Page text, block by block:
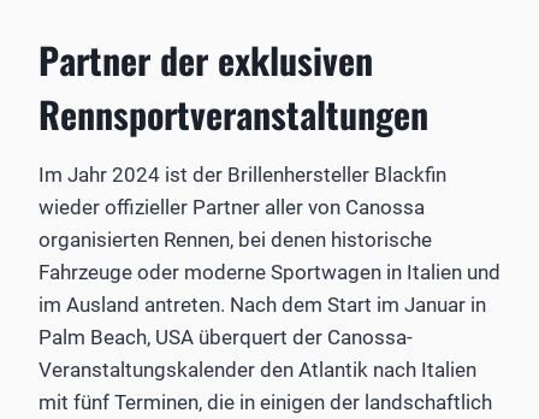
Partner der exklusiven
Rennsportveranstaltungen
Im Jahr 2024 ist der Brillenhersteller Blackfin
wieder offizieller Partner aller von Canossa
organisierten Rennen, bei denen historische
Fahrzeuge oder moderne Sportwagen in Italien und
im Ausland antreten. Nach dem Start im Januar in
Palm Beach, USA überquert der Canossa-
Veranstaltungskalender den Atlantik nach Italien
mit fünf Terminen, die in einigen der landschaftlich